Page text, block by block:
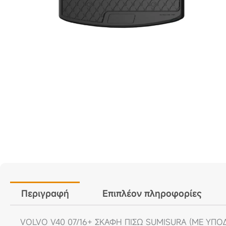
Περιγραφή Επιπλέον πληροφορίες
VOLVO V40 07/16+ ΣΚΑΦΗ ΠΙΣΩ SUMISURA (ΜΕ